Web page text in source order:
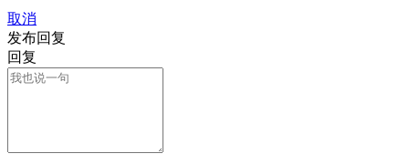
取消
发布回复
回复